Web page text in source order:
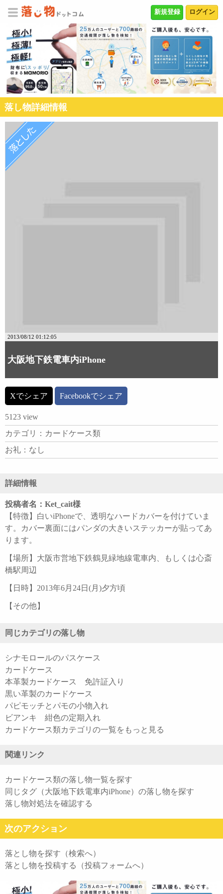
ログイン
新規登録
落し物詳細情報
2013/08/12 01:12:05
大阪地下鉄電車内iPhone
Xでシェア Facebookでシェア
5123 view
カテゴリ：カードケース類
お礼：なし
詳細情報
投稿者名：Ket_cait様
【特徴】白いiPhoneで、透明なハードカバーを付けていま
す。カバー裏面にはパンダの大きいステッカーが貼ってあ
ります。
【場所】大阪市営地下鉄鶴見緑地線電車内、もしくは心斎
橋駅周辺
【日時】2013年6月24日(月)夕方頃
【その他】
同じカテゴリの落し物
シナモロールのパスケース
カードケース
本革製カードケース 免許証入り
黒い革製のカードケース
パピモッチとパモの小物入れ
ビアンキ 紺色の定期入れ
カードケース類カテゴリの一覧をもっと見る
関連リンク
カードケース類の落し物一覧を探す
同じタグ（大阪地下鉄電車内iPhone）の落し物を探す
落し物対処法を確認する
次のアクション
落とし物を探す（検索へ）
落とし物を投稿する（投稿フォームへ）